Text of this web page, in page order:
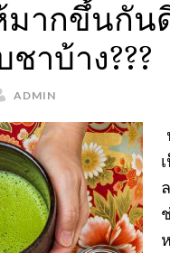
มากขึ้นกัน
ชาบ้าง???
ADMIN